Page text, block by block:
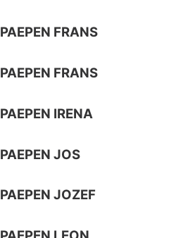
PAEPEN FRANS
PAEPEN FRANS
PAEPEN IRENA
PAEPEN JOS
PAEPEN JOZEF